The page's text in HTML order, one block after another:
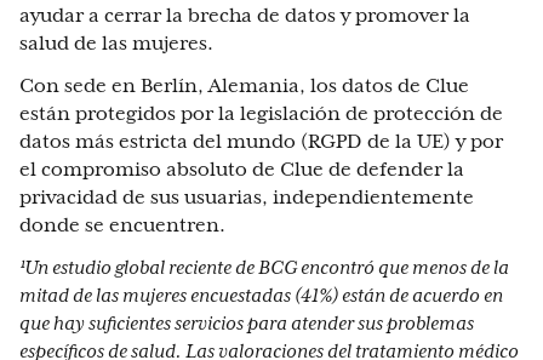
ayudar a cerrar la brecha de datos y promover la
salud de las mujeres.
Con sede en Berlín, Alemania, los datos de Clue
están protegidos por la legislación de protección de
datos más estricta del mundo (RGPD de la UE) y por
el compromiso absoluto de Clue de defender la
privacidad de sus usuarias, independientemente
donde se encuentren.
¹Un estudio global reciente de BCG encontró que menos de la
mitad de las mujeres encuestadas (41%) están de acuerdo en
que hay suficientes servicios para atender sus problemas
específicos de salud. Las valoraciones del tratamiento médico